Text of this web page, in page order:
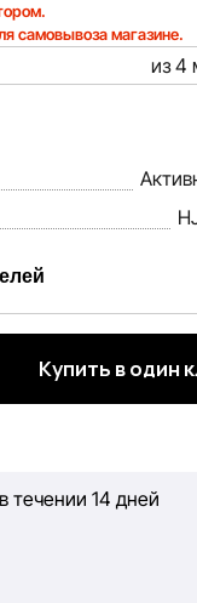
самовывоза магазине.
из 4
над тем, чтобы
на
чтобы вы
Sportlandia
всех данных,
ошибок или сбоев.
Купить в один
течении 14 дней